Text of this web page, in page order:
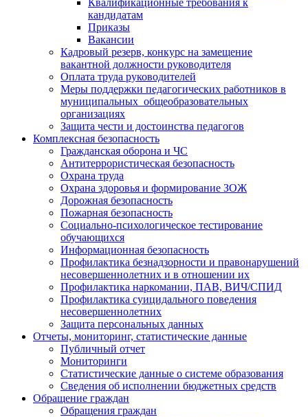
Квалификационные требования к
кандидатам
Приказы
Вакансии
Кадровый резерв, конкурс на замещение
вакантной должности руководителя
Оплата труда руководителей
Меры поддержки педагогических работников в
муниципальных общеобразовательных
организациях
Защита чести и достоинства педагогов
Комплексная безопасность
Гражданская оборона и ЧС
Антитеррористическая безопасность
Охрана труда
Охрана здоровья и формирование ЗОЖ
Дорожная безопасность
Пожарная безопасность
Социально-психологическое тестирование
обучающихся
Информационная безопасность
Профилактика безнадзорности и правонарушений
несовершеннолетних и в отношении их
Профилактика наркомании, ПАВ, ВИЧ/СПИД
Профилактика суицидального поведения
несовершеннолетних
Защита персональных данных
Отчеты, мониторинг, статистические данные
Публичный отчет
Мониторинги
Статистические данные о системе образования
Сведения об исполнении бюджетных средств
Обращение граждан
Обращения граждан